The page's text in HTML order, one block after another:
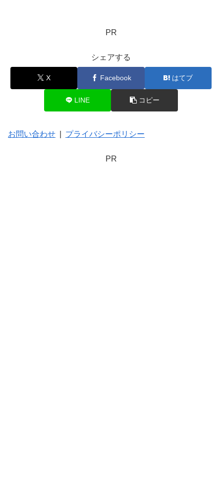
PR
シェアする
X Facebook はてブ
LINE コピー
お問い合わせ プライバシーポリシー
PR